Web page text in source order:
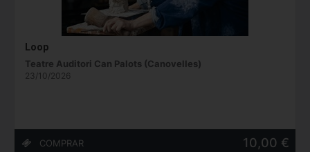
Loop
Teatre Auditori Can Palots (Canovelles)
23/10/2026
10,00 €